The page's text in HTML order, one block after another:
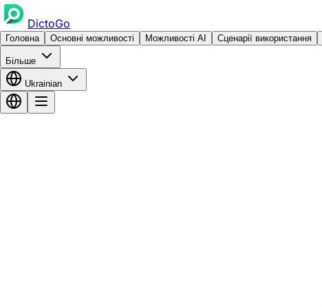
DictoGo
Головна Основні можливості Можливості AI Сценарії використання
Більше
Ukrainian